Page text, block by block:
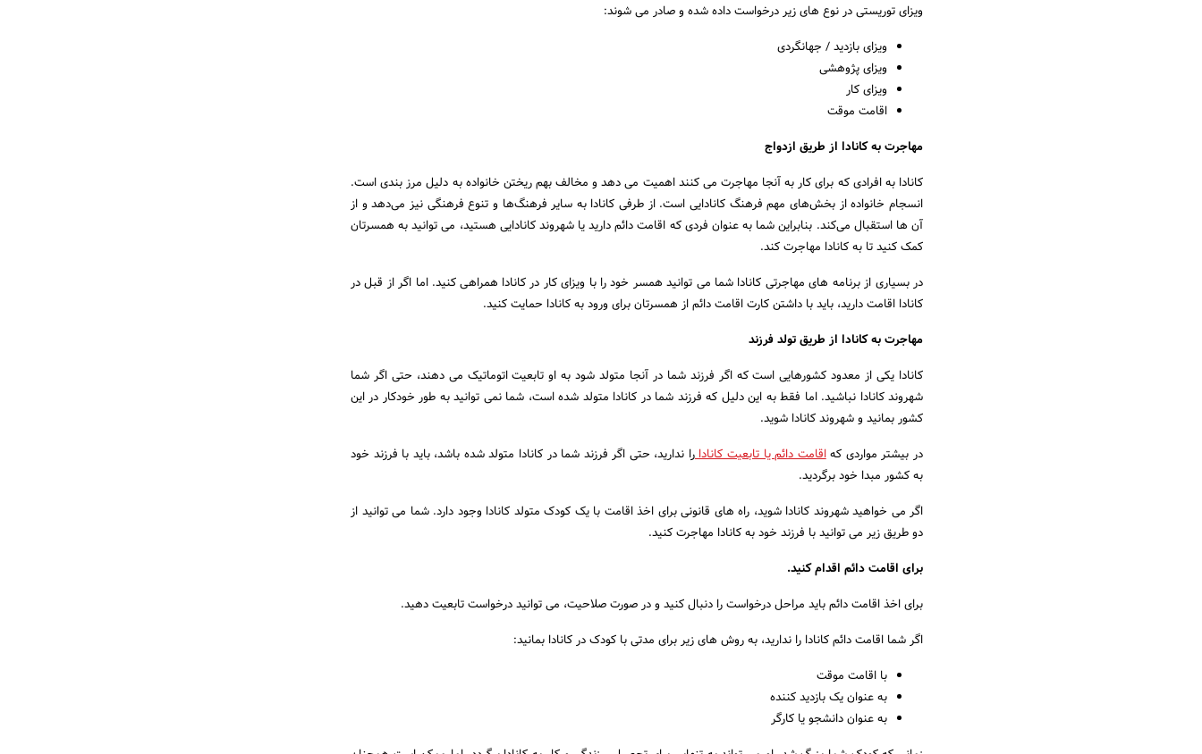
ویزای توریستی در نوع های زیر درخواست داده شده و صادر می شوند:
ویزای بازدید / جهانگردی
ویزای پژوهشی
ویزای کار
اقامت موقت
مهاجرت به کانادا از طریق ازدواج
کانادا به افرادی که برای کار به آنجا مهاجرت می کنند اهمیت می دهد و مخالف بهم ریختن خانواده به دلیل مرز بندی است.
انسجام خانواده از بخش‌های مهم فرهنگ کانادایی است. از طرفی کانادا به سایر فرهنگ‌ها و تنوع فرهنگی نیز می‌دهد و از
آن ها استقبال می‌کند. بنابراین شما به عنوان فردی که اقامت دائم دارید یا شهروند کانادایی هستید، می توانید به همسرتان
کمک کنید تا به کانادا مهاجرت کند.
در بسیاری از برنامه های مهاجرتی کانادا شما می توانید همسر خود را با ویزای کار در کانادا همراهی کنید. اما اگر از قبل در
کانادا اقامت دارید، باید با داشتن کارت اقامت دائم از همسرتان برای ورود به کانادا حمایت کنید.
مهاجرت به کانادا از طریق تولد فرزند
کانادا یکی از معدود کشورهایی است که اگر فرزند شما در آنجا متولد شود به او تابعیت اتوماتیک می دهند، حتی اگر شما
شهروند کانادا نباشید. اما فقط به این دلیل که فرزند شما در کانادا متولد شده است، شما نمی توانید به طور خودکار در این
کشور بمانید و شهروند کانادا شوید.
در بیشتر مواردی کهاقامت دائم یا تابعیت کانادارا ندارید، حتی اگر فرزند شما در کانادا متولد شده باشد، باید با فرزند خود
به کشور مبدا خود برگردید.
اگر می خواهید شهروند کانادا شوید، راه های قانونی برای اخذ اقامت با یک کودک متولد کانادا وجود دارد. شما می توانید از
دو طریق زیر می توانید با فرزند خود به کانادا مهاجرت کنید.
برای اقامت دائم اقدام کنید.
برای اخذ اقامت دائم باید مراحل درخواست را دنبال کنید و در صورت صلاحیت، می توانید درخواست تابعیت دهید.
اگر شما اقامت دائم کانادا را ندارید، به روش های زیر برای مدتی با کودک در کانادا بمانید:
با اقامت موقت
به عنوان یک بازدید کننده
به عنوان دانشجو یا کارگر